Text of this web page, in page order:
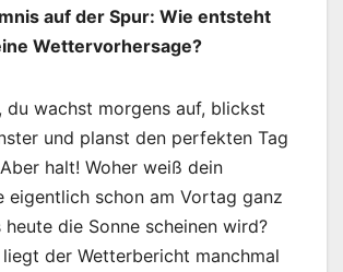
auf der Spur: Wie entsteht
Wettervorhersage?
du wachst morgens auf, blickst
und planst den perfekten Tag
halt! Woher weiß dein
eigentlich schon am Vortag ganz
heute die Sonne scheinen wird?
der Wetterbericht manchmal